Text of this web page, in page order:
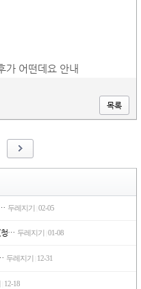
가 어떤데요 안내
목록
두레지기 02-05
청… 두레지기 01-08
두레지기 12-31
12-18